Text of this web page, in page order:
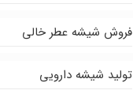
فروش شیشه عطر خالی
تولید شیشه دارویی